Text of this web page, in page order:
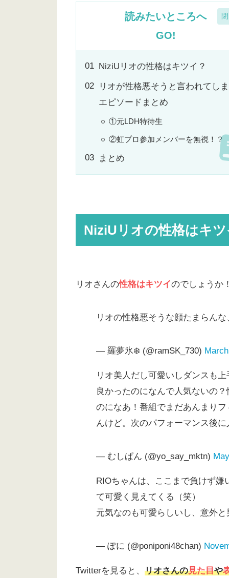
読みたいところへ
GO!
NiziUリオの性格はキツイ？
リオが性格悪そうと言われてし
エピソードまとめ
①元LDH特待生
②虹プロ参加メンバーを無視！？
まとめ
NiziUリオの性格はキ
リオさんの性格はキツイのでしょうか
リオの性格悪そうな顔たまらん
— 羅夢氷❄️ (@ramSK_730)
リオ美人だし可愛いしダンスも
良かったのになんで人気ないの
のになあ！番組でまだあんまり
んけど。次のパフォーマンス後
— むしぱん (@yo_say_mktn)
RIOちゃんは、ここまで負けず
て可愛く見えてくる（笑）
元気なのも可愛らしいし、意外
— ぽに (@poniponi48chan)
Twitterを見ると、 リオさんの見た目や